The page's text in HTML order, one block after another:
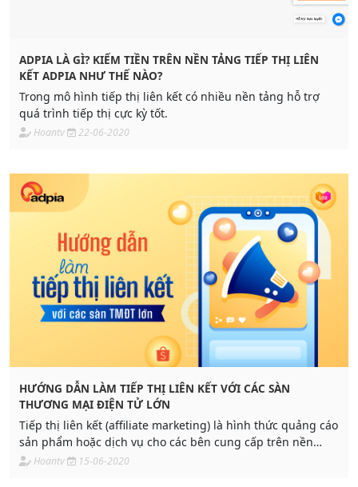
ADPIA LÀ GÌ? KIẾM TIỀN TRÊN NỀN TẢNG TIẾP THỊ LIÊN
KẾT ADPIA NHƯ THẾ NÀO?
Trong mô hình tiếp thị liên kết có nhiều nền tảng hỗ trợ
quá trình tiếp thị cực kỳ tốt.
Hoantv 22-06-2020
HƯỚNG DẪN LÀM TIẾP THỊ LIÊN KẾT VỚI CÁC SÀN
THƯƠNG MẠI ĐIỆN TỬ LỚN
Tiếp thị liên kết (affiliate marketing) là hình thức quảng cáo
sản phẩm hoặc dịch vụ cho các bên cung cấp trên nền
tảng số. Việc liên kết với các sàn thương mại điện tử lớn sẽ
Hoantv 15-06-2020